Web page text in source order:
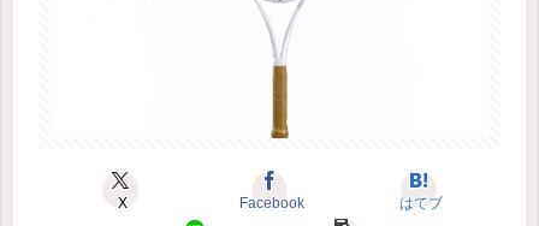
X Facebook はてブ